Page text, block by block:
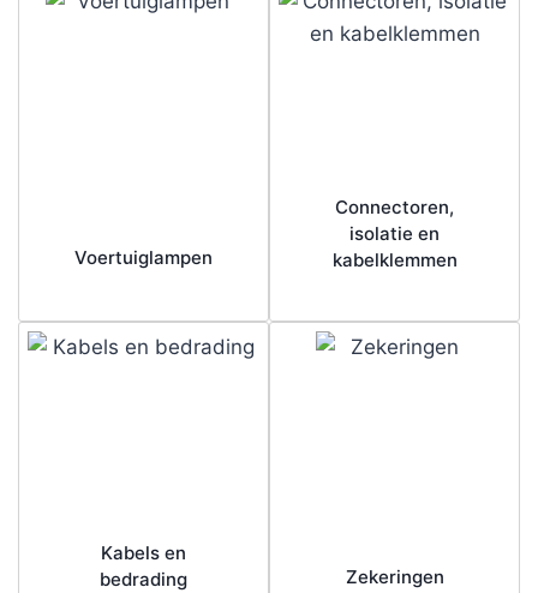
Voertuiglampen
Connectoren,
isolatie en
kabelklemmen
Kabels en
bedrading
Zekeringen